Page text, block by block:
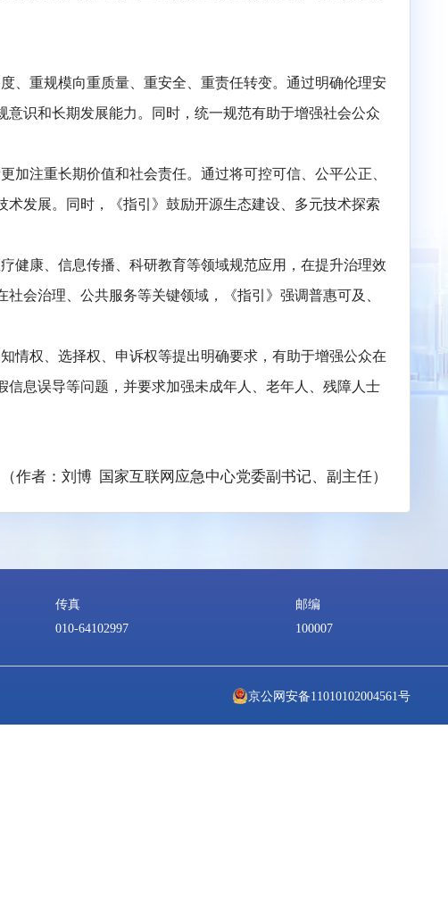
能技术始终与社会公共利益保持一致
技术标准，也涉及社会监督、国际合作和公众参与。《指引
等制度安排，为构建我国人工智能伦理安全治理体系提供了重
业从重速度、重规模向重质量、重安全、重责任转变。通过
体的合规意识和长期发展能力。同时，统一规范有助于增强
技术创新更加注重长期价值和社会责任。通过将可控可信、
等关键技术发展。同时，《指引》鼓励开源生态建设、多元
争力。
使用、虚假信息误导等问题，并要求加强未成年人、老年人、
权益。
刘博 国家互联网应急中心党委副书记